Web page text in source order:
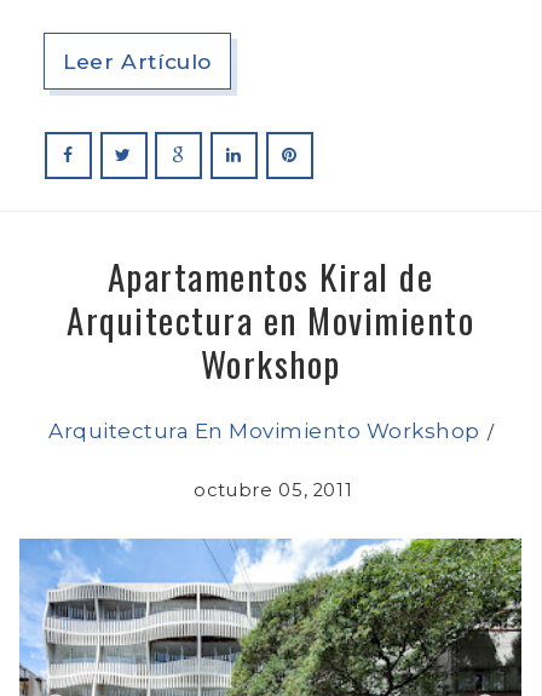
Leer Artículo
Apartamentos Kiral de
Arquitectura en Movimiento
Workshop
Arquitectura En Movimiento Workshop /
octubre 05, 2011